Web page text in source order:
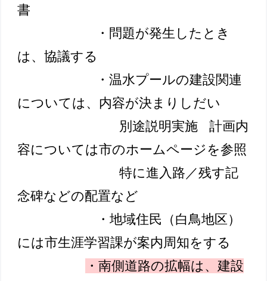
書
・問題が発生したとき
は、協議する
・温水プールの建設関連
については、内容が決まりしだい
別途説明実施
計画内
容については市のホームページを参照
特に進入路／残す記
念碑などの配置など
・地域住民（白鳥地区）
には市生涯学習課が案内周知をする
・南側道路の拡幅は、建設